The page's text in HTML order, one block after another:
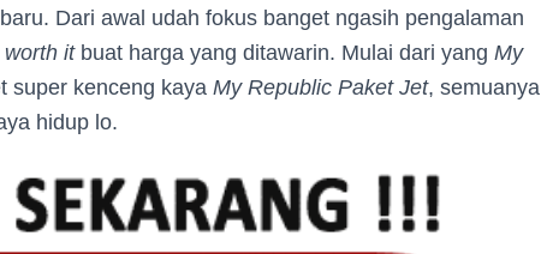
Dari awal udah fokus banget ngasih pengalaman
worth itbuat harga yang ditawarin. Mulai dari yang My
super kenceng kaya My Republic Paket Jet, semuanya
hidup lo.